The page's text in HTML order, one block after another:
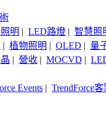
明 | LED路燈 | 智慧照
| 植物照明 | OLED | 量
| 營收 | MOCVD |
Events | TrendForce